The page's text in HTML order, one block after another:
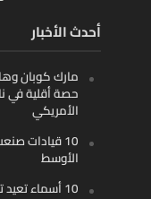
أحدث الأخبار
مارك كوبان
حصة أقلية في
الأمريكي
10 قيادات
الأوسط
10 أسماء تعيد تشكيل اللوجستيات الذكية في الخليج